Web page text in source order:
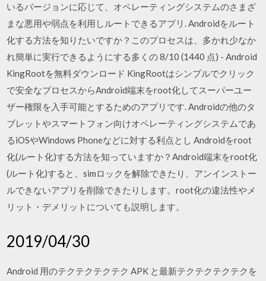
いるバージョンに応じて、オペレーティングシステムのさまざ
まな悪用や弱点を利用しルートできるアプリ. Androidをルート
化する方法を知りたいですか？このプロセスは、多かれ少なか
れ簡単に実行できるようにする多くの 8/10 (1440 点) - Android
KingRootを無料ダウンロード KingRootはシンプルでクリック
で安全なプロセスからAndroid端末をroot化してスーパーユー
ザー権限を入手可能とするためのアプリです. Androidの他のタ
ブレットやスマートフォン向けオペレーティングシステムであ
るiOSやWindows Phoneなどに対する利点とし Androidをroot
化(ルート化)する方法を知っていますか？Android端末をroot化
(ルート化)すると、simロックを解除できたり、アンインストー
ルできないアプリを削除できたりします。root化の違法性やメ
リット・デメリットについても説明します。
2019/04/30
Android 用のテクテクテクテク APK と最新テクテクテクテクを